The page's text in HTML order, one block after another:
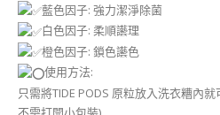
藍色因子: 強力潔淨除菌
白色因子: 柔順讛理
橙色因子: 鎖色讛色
使用方法:
只需將TIDE PODS 原粒放入洗衣糟內